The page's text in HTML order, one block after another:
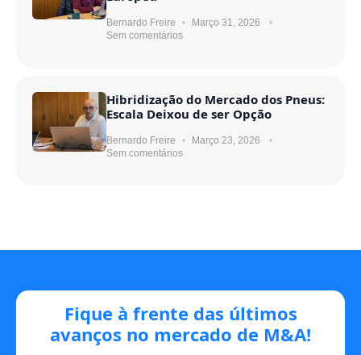
Bernardo Freire
Março 31, 2026
Sem comentários
Hibridização do Mercado dos Pneus:
Escala Deixou de ser Opção
Bernardo Freire
Março 23, 2026
Sem comentários
Fique à frente das últimos
avanços no mercado de M&A!